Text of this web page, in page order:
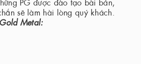
sẽ làm hài lòng quý khách.
Metal: